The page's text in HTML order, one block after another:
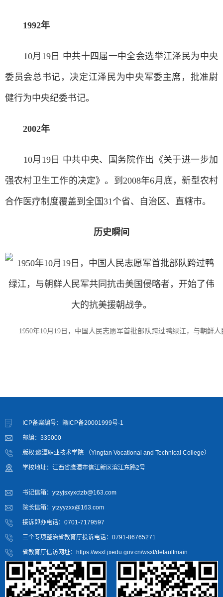
1992年
10月19日 中共十四届一中全会选举江泽民为中央
委员会总书记，决定江泽民为中央军委主席，批准尉
健行为中央纪委书记。
2002年
10月19日 中共中央、国务院作出《关于进一步加
强农村卫生工作的决定》。到2008年6月底，新型农村
合作医疗制度覆盖到全国31个省、自治区、直辖市。
历史瞬间
1950年10月19日，中国人民志愿军首批部队跨过鸭绿江，与朝鲜
ICP备案编号：赣ICP备20001999号-1
邮编：335000
版权:鹰潭职业技术学院 （Yingtan Vocational and Technical College）
学校地址：江西省鹰潭市信江新区滨江东路2号
书记信箱：ytzyjsxyxctzb@163.com
院长信箱：ytzyyzxx@163.com
接诉即办电话：0701-7179597
三个专项整治省教育厅投诉电话：0791-86765271
省教育厅信访网址：https://wsxf.jxedu.gov.cn/wsxf/defaultmain